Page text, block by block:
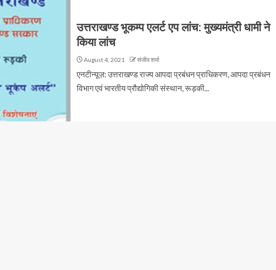
उत्तराखण्ड भूकम्प एलर्ट एप लांच: मुख्यमंत्री धामी ने
किया लांच
August 4, 2021 संजीव शर्मा
एनटीन्यूज़: उत्तराखण्ड राज्य आपदा प्रबंधन प्राधिकरण, आपदा प्रबंधन
विभाग एवं भारतीय प्रौद्योगिकी संस्थान, रूड़की...